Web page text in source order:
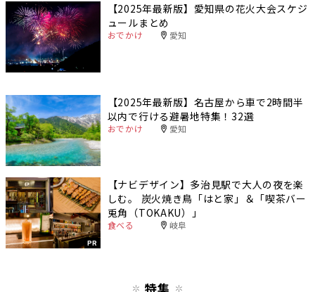
【2025年最新版】愛知県の花火大会スケジ
ュールまとめ
おでかけ 愛知
【2025年最新版】名古屋から車で2時間半
以内で行ける避暑地特集！32選
おでかけ 愛知
PR
【ナビデザイン】多治見駅で大人の夜を楽
しむ。 炭火焼き鳥「はと家」＆「喫茶バー
兎角（TOKAKU）」
食べる 岐阜
特集